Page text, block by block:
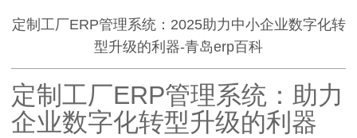
定制工厂ERP管理系统：2025助力中小企业数字化转
型升级的利器-青岛erp百科
定制工厂ERP管理系统：助力
企业数字化转型升级的利器